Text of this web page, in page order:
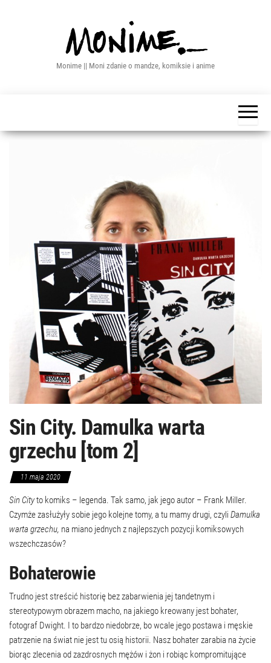
Monime || Moni zdanie o mandze, komiksie i anime
Sin City. Damulka warta
grzechu [tom 2]
11 maja 2020
Sin Cityto komiks – legenda. Tak samo, jak jego autor – Frank Miller.
Czymże zasłużyły sobie jego kolejne tomy, a tu mamy drugi, czyli Damulka
warta grzechu, na miano jednych z najlepszych pozycji komiksowych
wszechczasów?
Bohaterowie
Trudno jest streścić historię bez zabarwienia jej tandetnym i
stereotypowym obrazem macho, na jakiego kreowany jest bohater,
fotograf Dwight. I to bardzo niedobrze, bo wcale jego postawa i męskie
patrzenie na świat nie jest tu osią historii. Nasz bohater zarabia na życie
biorąc zlecenia od zazdrosnych mężów i żon i robiąc kompromitujące